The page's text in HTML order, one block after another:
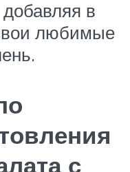
в
любимые
с